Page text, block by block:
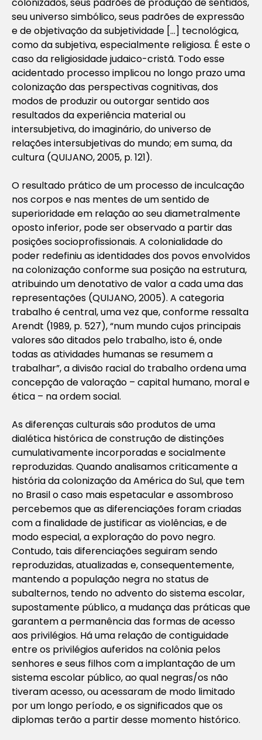
seu universo simbólico, seus padrões de expressão
e de objetivação da subjetividade […] tecnológica,
como da subjetiva, especialmente religiosa. É este o
caso da religiosidade judaico-cristã. Todo esse
acidentado processo implicou no longo prazo uma
colonização das perspectivas cognitivas, dos
modos de produzir ou outorgar sentido aos
resultados da experiência material ou
intersubjetiva, do imaginário, do universo de
relações intersubjetivas do mundo; em suma, da
cultura (QUIJANO, 2005, p. 121).
O resultado prático de um processo de inculcação
nos corpos e nas mentes de um sentido de
superioridade em relação ao seu diametralmente
oposto inferior, pode ser observado a partir das
posições socioprofissionais. A colonialidade do
poder redefiniu as identidades dos povos envolvidos
na colonização conforme sua posição na estrutura,
atribuindo um denotativo de valor a cada uma das
representações (QUIJANO, 2005). A categoria
trabalho é central, uma vez que, conforme ressalta
Arendt (1989, p. 527), “num mundo cujos principais
valores são ditados pelo trabalho, isto é, onde
todas as atividades humanas se resumem a
trabalhar”, a divisão racial do trabalho ordena uma
concepção de valoração – capital humano, moral e
ética – na ordem social.
As diferenças culturais são produtos de uma
dialética histórica de construção de distinções
cumulativamente incorporadas e socialmente
reproduzidas. Quando analisamos criticamente a
história da colonização da América do Sul, que tem
no Brasil o caso mais espetacular e assombroso
percebemos que as diferenciações foram criadas
com a finalidade de justificar as violências, e de
modo especial, a exploração do povo negro.
Contudo, tais diferenciações seguiram sendo
reproduzidas, atualizadas e, consequentemente,
mantendo a população negra no status de
subalternos, tendo no advento do sistema escolar,
supostamente público, a mudança das práticas que
garantem a permanência das formas de acesso
aos privilégios. Há uma relação de contiguidade
entre os privilégios auferidos na colônia pelos
senhores e seus filhos com a implantação de um
sistema escolar público, ao qual negras/os não
tiveram acesso, ou acessaram de modo limitado
por um longo período, e os significados que os
diplomas terão a partir desse momento histórico.